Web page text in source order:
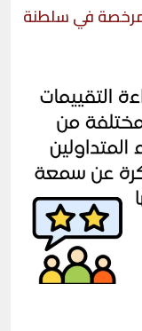
في سلطنة